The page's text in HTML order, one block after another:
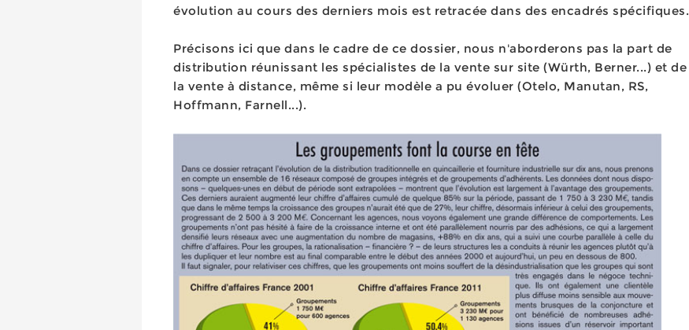
évolution au cours des derniers mois est retracée dans des encadrés spécifiques.
Précisons ici que dans le cadre de ce dossier, nous n'aborderons pas la part de
distribution réunissant les spécialistes de la vente sur site (Würth, Berner...) et de
la vente à distance, même si leur modèle a pu évoluer (Otelo, Manutan, RS,
Hoffmann, Farnell...).